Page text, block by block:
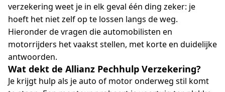
verzekering weet je in elk geval één ding zeker: je
hoeft het niet zelf op te lossen langs de weg.
Hieronder de vragen die automobilisten en
motorrijders het vaakst stellen, met korte en duidelijke
antwoorden.
Wat dekt de Allianz Pechhulp Verzekering?
Je krijgt hulp als je auto of motor onderweg stil komt